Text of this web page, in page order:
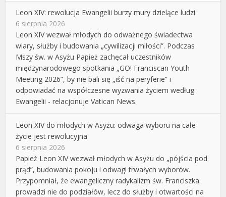
Leon XIV: rewolucja Ewangelii burzy mury dzielące ludzi
6 sierpnia 2026
Leon XIV wezwał młodych do odważnego świadectwa
wiary, służby i budowania „cywilizacji miłości”. Podczas
Mszy św. w Asyżu Papież zachęcał uczestników
międzynarodowego spotkania „GO! Franciscan Youth
Meeting 2026”, by nie bali się „iść na peryferie” i
odpowiadać na współczesne wyzwania życiem według
Ewangelii - relacjonuje Vatican News.
Leon XIV do młodych w Asyżu: odwaga wyboru na całe
życie jest rewolucyjna
6 sierpnia 2026
Papież Leon XIV wezwał młodych w Asyżu do „pójścia pod
prąd”, budowania pokoju i odwagi trwałych wyborów.
Przypomniał, że ewangeliczny radykalizm św. Franciszka
prowadzi nie do podziałów, lecz do służby i otwartości na